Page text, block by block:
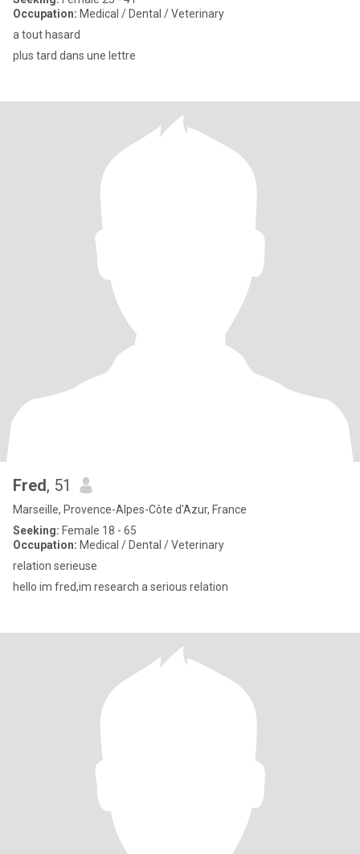
Occupation: Medical / Dental / Veterinary
a tout hasard
plus tard dans une lettre
Fred, 51
Marseille, Provence-Alpes-Côte d'Azur, France
Seeking: Female 18 - 65
Occupation: Medical / Dental / Veterinary
relation serieuse
hello im fred,im research a serious relation